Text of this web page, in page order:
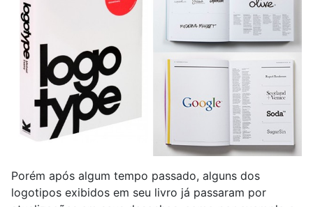
Porém após algum tempo passado, alguns dos
logotipos exibidos em seu livro já passaram por